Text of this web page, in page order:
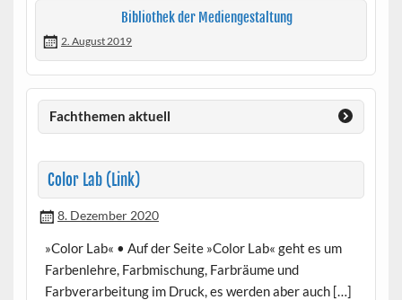
Bibliothek der Mediengestaltung
2. August 2019
Fachthemen aktuell
Color Lab (Link)
8. Dezember 2020
»Color Lab« • Auf der Seite »Color Lab« geht es um
Farbenlehre, Farbmischung, Farbräume und
Farbverarbeitung im Druck, es werden aber auch […]